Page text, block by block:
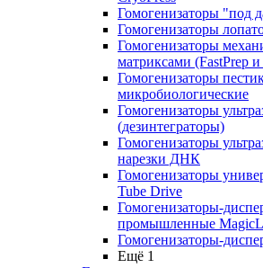
Гомогенизаторы "под
Гомогенизаторы
Гомогенизаторы
матриксами (FastPrep
Гомогенизаторы
микробиологические
Гомогенизаторы
(дезинтеграторы)
Гомогенизаторы
нарезки ДНК
Гомогенизаторы
Tube Drive
Гомогенизаторы-
промышленные
Гомогенизаторы-
Ещё 1